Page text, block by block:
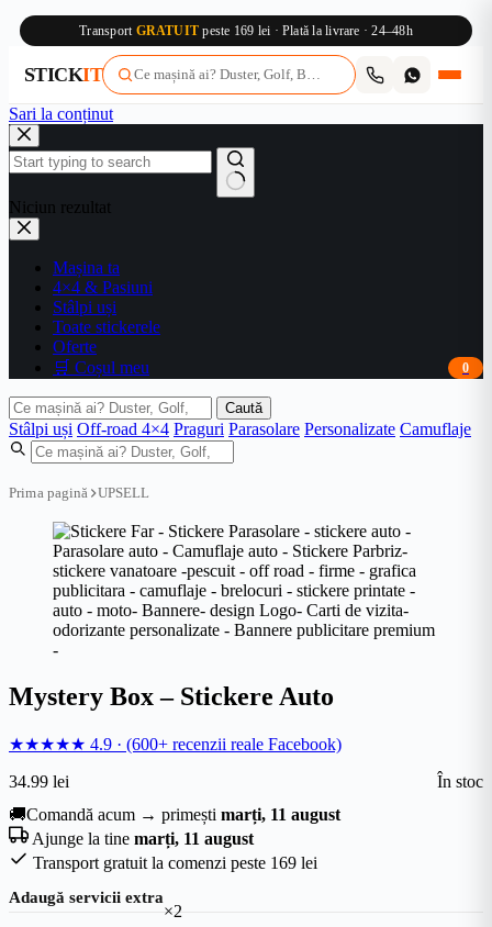
Transport GRATUIT peste 169 lei · Plată la livrare · 24–48h
STICKIT
Sari la conținut
Niciun rezultat
Mașina ta
4×4 & Pasiuni
Stâlpi uși
Toate stickerele
Oferte
🛒 Coșul meu
0
Caută
Stâlpi uși Off-road 4×4 Praguri Parasolare Personalizate Camuflaje
Prima pagină UPSELL
Mystery Box – Stickere Auto
★★★★★ 4.9 · (600+ recenzii reale Facebook)
34.99 lei
În stoc
🚚Comandă acum → primești marți, 11 august
Ajunge la tine marți, 11 august
Transport gratuit la comenzi peste 169 lei
Adaugă servicii extra
×2